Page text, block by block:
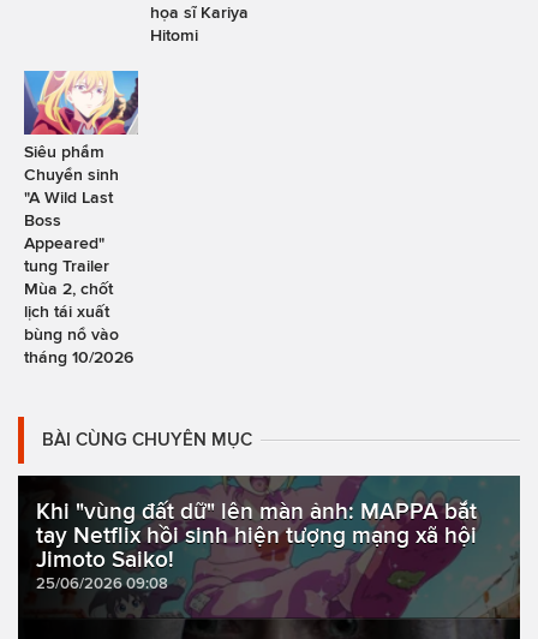
họa sĩ Kariya
Hitomi
Siêu phẩm
Chuyển sinh
"A Wild Last
Boss
Appeared"
tung Trailer
Mùa 2, chốt
lịch tái xuất
bùng nổ vào
tháng 10/2026
BÀI CÙNG CHUYÊN MỤC
Khi "vùng đất dữ" lên màn ảnh: MAPPA bắt
tay Netflix hồi sinh hiện tượng mạng xã hội
Jimoto Saiko!
25/06/2026 09:08